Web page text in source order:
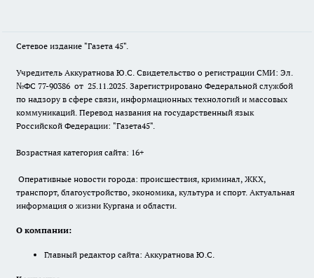
Сетевое издание "Газета 45".
Учредитель Аккуратнова Ю.С. Свидетельство о регистрации СМИ: Эл.
№ФС 77-90386 от 25.11.2025. Зарегистрировано Федеральной службой
по надзору в сфере связи, информационных технологий и массовых
коммуникаций. Перевод названия на государственный язык
Российской Федерации: "Газета45".
Возрастная категория сайта: 16+
Оперативные новости города: происшествия, криминал, ЖКХ,
транспорт, благоустройство, экономика, культура и спорт. Актуальная
информация о жизни Кургана и области.
О компании:
Главный редактор сайта: Аккуратнова Ю.С.